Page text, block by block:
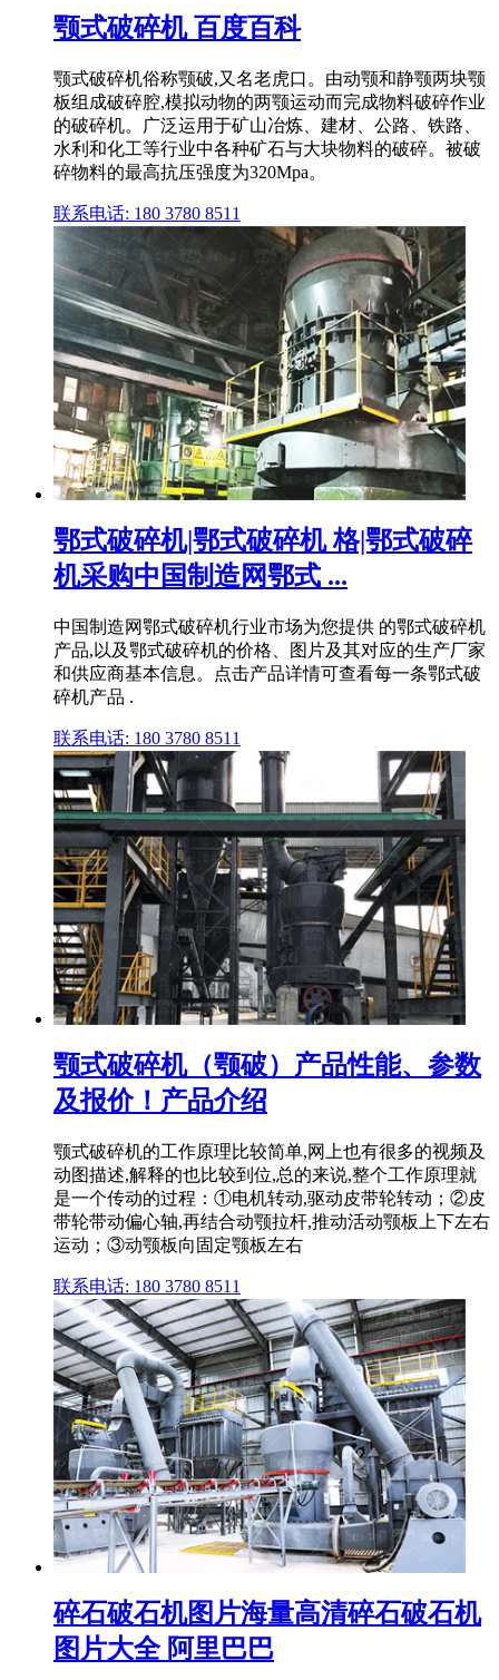
颚式破碎机 百度百科
颚式破碎机俗称颚破,又名老虎口。由动颚和静颚两块颚
板组成破碎腔,模拟动物的两颚运动而完成物料破碎作业
的破碎机。广泛运用于矿山冶炼、建材、公路、铁路、
水利和化工等行业中各种矿石与大块物料的破碎。被破
碎物料的最高抗压强度为320Mpa。
联系电话: 180 3780 8511
鄂式破碎机|鄂式破碎机 格|鄂式破碎
机采购中国制造网鄂式 ...
中国制造网鄂式破碎机行业市场为您提供 的鄂式破碎机
产品,以及鄂式破碎机的价格、图片及其对应的生产厂家
和供应商基本信息。点击产品详情可查看每一条鄂式破
碎机产品 .
联系电话: 180 3780 8511
颚式破碎机（颚破）产品性能、参数
及报价！产品介绍
颚式破碎机的工作原理比较简单,网上也有很多的视频及
动图描述,解释的也比较到位,总的来说,整个工作原理就
是一个传动的过程：①电机转动,驱动皮带轮转动；②皮
带轮带动偏心轴,再结合动颚拉杆,推动活动颚板上下左右
运动；③动颚板向固定颚板左右
联系电话: 180 3780 8511
碎石破石机图片海量高清碎石破石机
图片大全 阿里巴巴